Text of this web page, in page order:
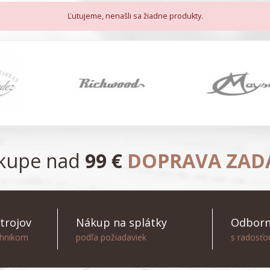
Ľutujeme, nenašli sa žiadne produkty.
nad 99 € DOPRAVA
Nákup na splátky
podľa požiadaviek s